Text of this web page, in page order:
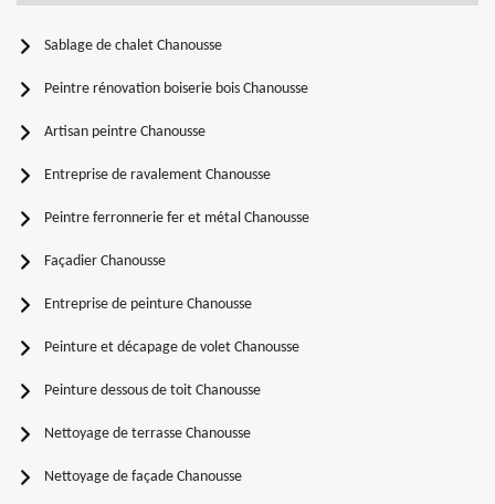
Sablage de chalet Chanousse
Peintre rénovation boiserie bois Chanousse
Artisan peintre Chanousse
Entreprise de ravalement Chanousse
Peintre ferronnerie fer et métal Chanousse
Façadier Chanousse
Entreprise de peinture Chanousse
Peinture et décapage de volet Chanousse
Peinture dessous de toit Chanousse
Nettoyage de terrasse Chanousse
Nettoyage de façade Chanousse